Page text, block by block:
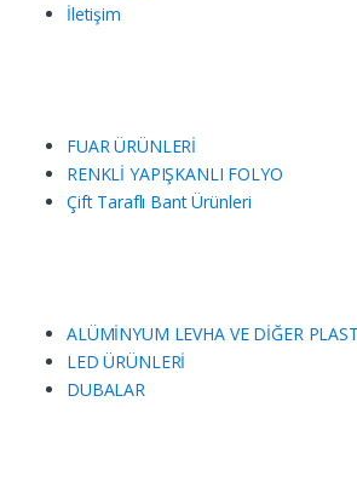
İletişim
FUAR ÜRÜNLERİ
RENKLİ YAPIŞKANLI FOLYO
Çift Taraflı Bant Ürünleri
ALÜMİNYUM LEVHA VE DİĞER
LED ÜRÜNLERİ
DUBALAR